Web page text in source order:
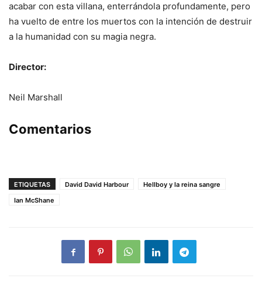
acabar con esta villana, enterrándola profundamente, pero
ha vuelto de entre los muertos con la intención de destruir
a la humanidad con su magia negra.
Director:
Neil Marshall
Comentarios
ETIQUETAS David David Harbour
Hellboy y la reina sangre
Ian McShane